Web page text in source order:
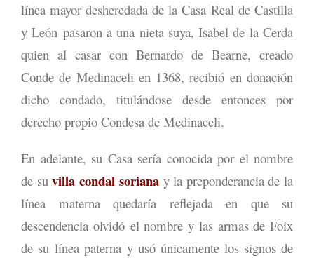
línea mayor desheredada de la Casa Real de Castilla
y León pasaron a una nieta suya, Isabel de la Cerda
quien al casar con Bernardo de Bearne, creado
Conde de Medinaceli en 1368, recibió en donación
dicho condado, titulándose desde entonces por
derecho propio Condesa de Medinaceli.
En adelante, su Casa sería conocida por el nombre
de suvilla condal soriana y la preponderancia de la
línea materna quedaría reflejada en que su
descendencia olvidó el nombre y las armas de Foix
de su línea paterna y usó únicamente los signos de